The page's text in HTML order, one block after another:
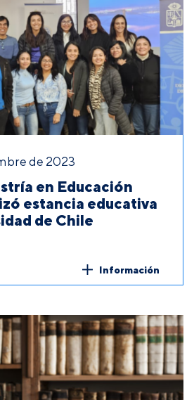
de 2023
en Educación
estancia educativa
de Chile
Información